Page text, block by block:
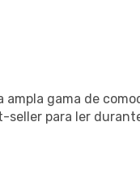
gama de
para ler